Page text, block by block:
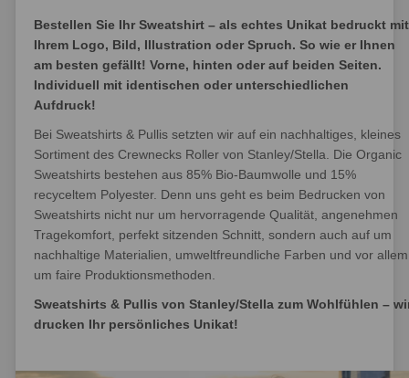
Bestellen Sie Ihr Sweatshirt – als echtes Unikat bedruckt mit
Ihrem Logo, Bild, Illustration oder Spruch. So wie er Ihnen
am besten gefällt! Vorne, hinten oder auf beiden Seiten.
Individuell mit identischen oder unterschiedlichen
Aufdruck!
Bei Sweatshirts & Pullis setzten wir auf ein nachhaltiges, kleines
Sortiment des Crewnecks Roller von Stanley/Stella. Die Organic
Sweatshirts bestehen aus 85% Bio-Baumwolle und 15%
recyceltem Polyester. Denn uns geht es beim Bedrucken von
Sweatshirts nicht nur um hervorragende Qualität, angenehmen
Tragekomfort, perfekt sitzenden Schnitt, sondern auch auf um
nachhaltige Materialien, umweltfreundliche Farben und vor allem
um faire Produktionsmethoden.
Sweatshirts & Pullis von Stanley/Stella zum Wohlfühlen –
drucken Ihr persönliches Unikat!